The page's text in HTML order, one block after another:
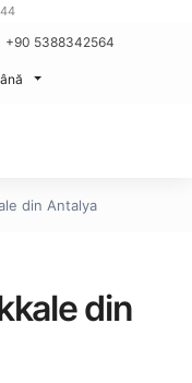
+90 5388342564
din Antalya
din